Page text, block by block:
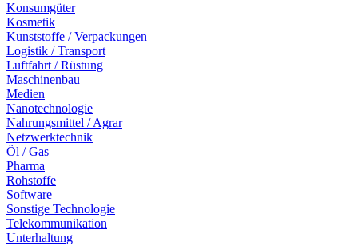
Konsumgüter
Kosmetik
Kunststoffe / Verpackungen
Logistik / Transport
Luftfahrt / Rüstung
Maschinenbau
Medien
Nanotechnologie
Nahrungsmittel / Agrar
Netzwerktechnik
Öl / Gas
Pharma
Rohstoffe
Software
Sonstige Technologie
Telekommunikation
Unterhaltung